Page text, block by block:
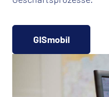
GISmobil